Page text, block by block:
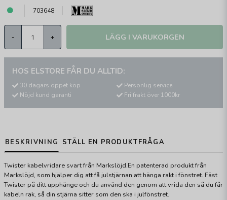
703648
- + LÄGG I VARUKORGEN
HOS ELSTORE FÅR DU ALLTID:
30 dagars öppet köp
Nöjd kund garanti
Personlig service
Fri frakt över 1000kr
BESKRIVNING STÄLL EN PRODUKTFRÅGA
Twister kabelvridare svart från Markslöjd.En patenterad produkt från
Markslöjd, som hjälper dig att få julstjärnan att hänga rakt i fönstret. Fäst
Twister på ditt upphänge och du använd den genom att vrida den så du får
kabeln rak, så din stjärna sitter som den ska i julfönstret.